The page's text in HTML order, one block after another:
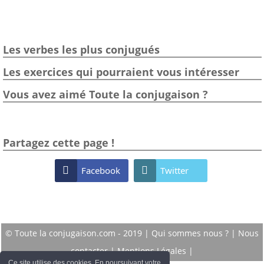
Les verbes les plus conjugués
Les exercices qui pourraient vous intéresser
Vous avez aimé Toute la conjugaison ?
Partagez cette page !
 Facebook  Twitter
© Toute la conjugaison.com - 2019 | Qui sommes nous ? | Nous
contacter|Mentions Légales |